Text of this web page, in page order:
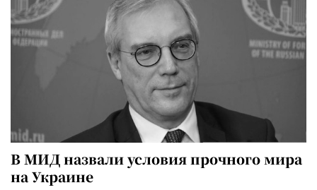
В МИД назвали условия прочного мира
на Украине